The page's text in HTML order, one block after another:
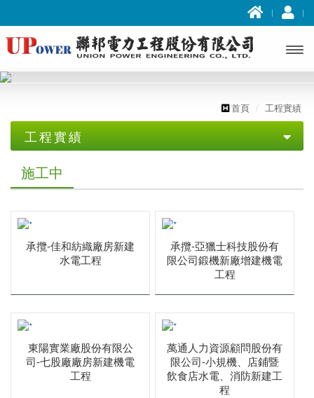
首頁 工程實績
工程實績
施工中
科技廠辦
醫療社福
金融文教
其他
施工中
承攬-佳和紡織廠房新建
水電工程
承攬-亞獵士科技股份有
限公司鍛機新廠增建機電
工程
東陽實業廠股份有限公
司-七股廠廠房新建機電
工程
萬通人力資源顧問股份有
限公司-小規機、店鋪暨
飲食店水電、消防新建工
程